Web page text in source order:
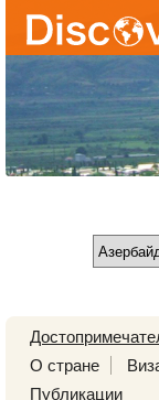
О стране
Публикации